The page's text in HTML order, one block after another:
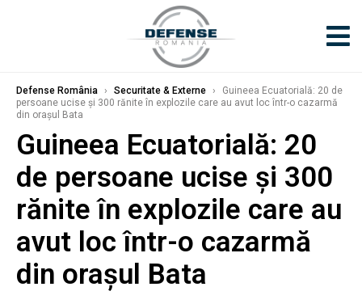
Defense România › Securitate & Externe ›
Guineea Ecuatorială: 20 de
persoane ucise și 300 rănite în explozile care au avut loc într-o cazarmă
din orașul Bata
Guineea Ecuatorială: 20
de persoane ucise și 300
rănite în explozile care au
avut loc într-o cazarmă
din orașul Bata